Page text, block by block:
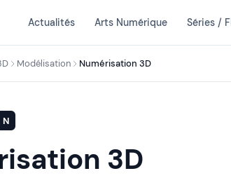
Actualités Arts Numérique Séries /
Modélisation Numérisation 3D
N
3D